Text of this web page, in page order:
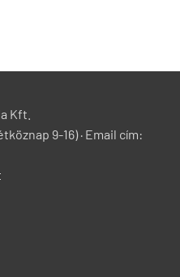
Kft.
9-16) · Email cím: